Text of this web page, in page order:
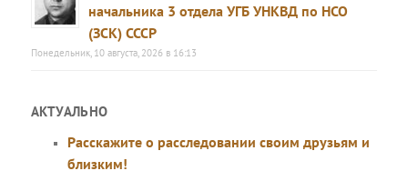
начальника 3 отдела УГБ УНКВД по НСО
(ЗСК) СССР
Понедельник, 10 августа, 2026 в 16:13
АКТУАЛЬНО
Расскажите о расследовании своим друзьям и
близким!